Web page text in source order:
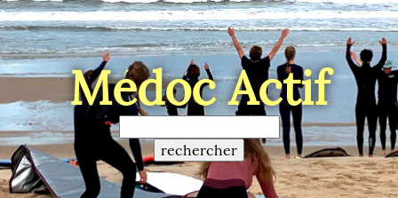
Médoc Actif